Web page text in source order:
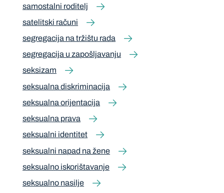
samostalni roditelj
satelitski računi
segregacija na tržištu rada
segregacija u zapošljavanju
seksizam
seksualna diskriminacija
seksualna orijentacija
seksualna prava
seksualni identitet
seksualni napad na žene
seksualno iskorištavanje
seksualno nasilje